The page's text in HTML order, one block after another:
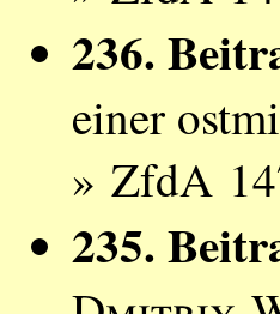
236.
einer
» ZfdA
235.